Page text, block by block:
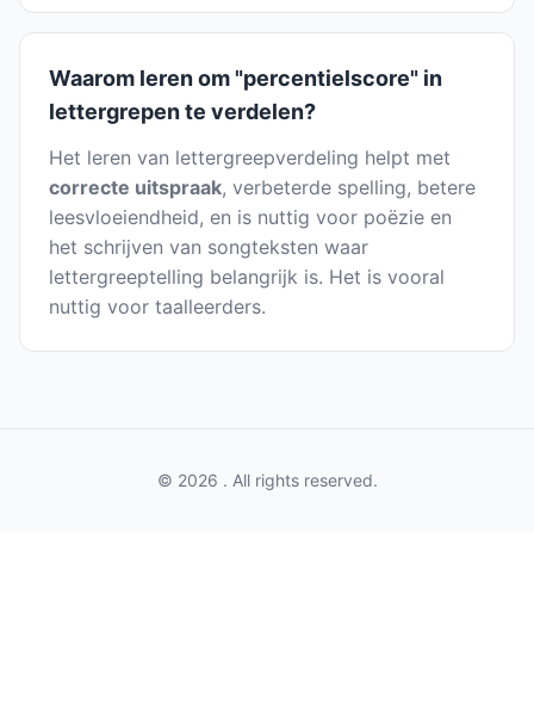
Waarom leren om "percentielscore" in
lettergrepen te verdelen?
Het leren van lettergreepverdeling helpt met
correcte uitspraak, verbeterde spelling, betere
leesvloeiendheid, en is nuttig voor poëzie en
het schrijven van songteksten waar
lettergreeptelling belangrijk is. Het is vooral
nuttig voor taalleerders.
© 2026 . All rights reserved.